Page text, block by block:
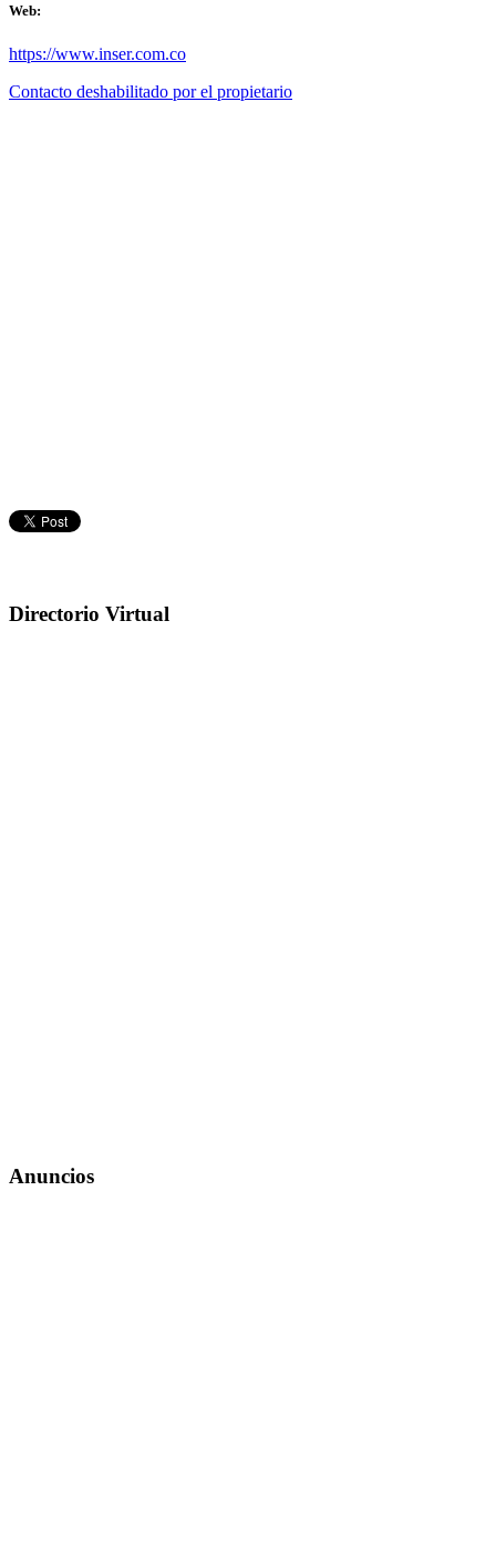
Web:
https://www.inser.com.co
Contacto deshabilitado por el propietario
Directorio Virtual
Anuncios